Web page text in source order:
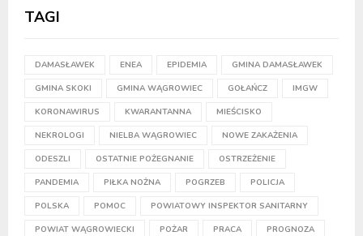
TAGI
DAMASŁAWEK ENEA EPIDEMIA GMINA DAMASŁAWEK
GMINA SKOKI GMINA WĄGROWIEC GOŁAŃCZ IMGW
KORONAWIRUS KWARANTANNA MIEŚCISKO
NEKROLOGI NIELBA WĄGROWIEC NOWE ZAKAŻENIA
ODESZLI OSTATNIE POŻEGNANIE OSTRZEŻENIE
PANDEMIA PIŁKA NOŻNA POGRZEB POLICJA
POLSKA POMOC POWIATOWY INSPEKTOR SANITARNY
POWIAT WĄGROWIECKI POŻAR PRACA PROGNOZA